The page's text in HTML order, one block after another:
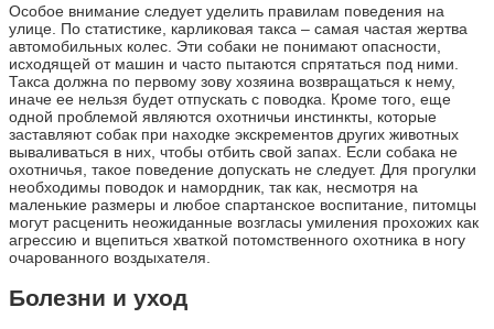
Особое внимание следует уделить правилам поведения на
улице. По статистике, карликовая такса – самая частая жертва
автомобильных колес. Эти собаки не понимают опасности,
исходящей от машин и часто пытаются спрятаться под ними.
Такса должна по первому зову хозяина возвращаться к нему,
иначе ее нельзя будет отпускать с поводка. Кроме того, еще
одной проблемой являются охотничьи инстинкты, которые
заставляют собак при находке экскрементов других животных
вываливаться в них, чтобы отбить свой запах. Если собака не
охотничья, такое поведение допускать не следует. Для прогулки
необходимы поводок и намордник, так как, несмотря на
маленькие размеры и любое спартанское воспитание, питомцы
могут расценить неожиданные возгласы умиления прохожих как
агрессию и вцепиться хваткой потомственного охотника в ногу
очарованного воздыхателя.
Болезни и уход